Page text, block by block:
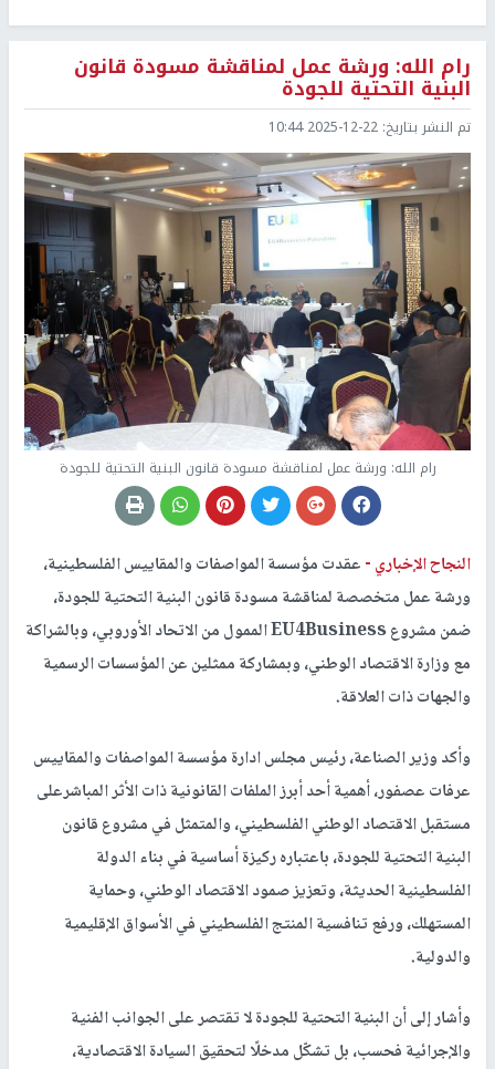
رام الله: ورشة عمل لمناقشة مسودة قانون
البنية التحتية للجودة
تم النشر بتاريخ: 2025-12-22 10:44
رام الله: ورشة عمل لمناقشة مسودة قانون البنية التحتية للجودة
النجاح الإخباري -عقدت مؤسسة المواصفات والمقاييس الفلسطينية،
ورشة عمل متخصصة لمناقشة مسودة قانون البنية التحتية للجودة،
ضمن مشروع EU4Business الممول من الاتحاد الأوروبي، وبالشراكة
مع وزارة الاقتصاد الوطني، وبمشاركة ممثلين عن المؤسسات الرسمية
والجهات ذات العلاقة.
وأكد وزير الصناعة، رئيس مجلس ادارة مؤسسة المواصفات والمقاييس
عرفات عصفور، أهمية أحد أبرز الملفات القانونية ذات الأثر المباشرعلى
مستقبل الاقتصاد الوطني الفلسطيني، والمتمثل في مشروع قانون
البنية التحتية للجودة، باعتباره ركيزة أساسية في بناء الدولة
الفلسطينية الحديثة، وتعزيز صمود الاقتصاد الوطني، وحماية
المستهلك، ورفع تنافسية المنتج الفلسطيني في الأسواق الإقليمية
والدولية.
وأشار إلى أن البنية التحتية للجودة لا تقتصر على الجوانب الفنية
والإجرائية فحسب، بل تشكّل مدخلًا لتحقيق السيادة الاقتصادية،